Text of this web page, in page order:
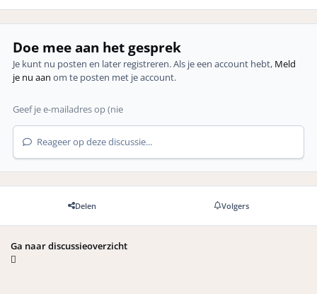
Doe mee aan het gesprek
Je kunt nu posten en later registreren. Als je een account hebt, Meld
je nu aan om te posten met je account.
Reageer op deze discussie...
Delen Volgers
Ga naar discussieoverzicht